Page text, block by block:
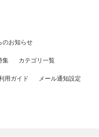
のお知らせ
集 カテゴリ一覧
用ガイド メール通知設定